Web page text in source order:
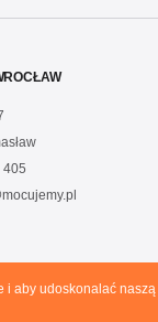
405
aby udoskonalać